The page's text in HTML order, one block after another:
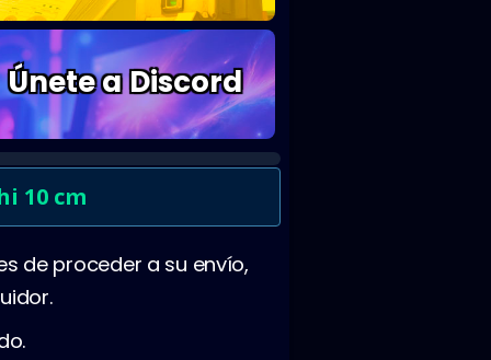
Únete a Discord
10 cm
de proceder a su envío,